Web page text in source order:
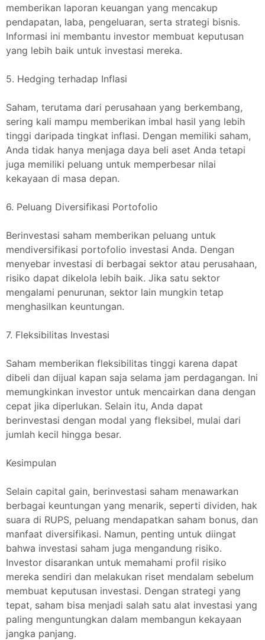
memberikan laporan keuangan yang mencakup
pendapatan, laba, pengeluaran, serta strategi bisnis.
Informasi ini membantu investor membuat keputusan
yang lebih baik untuk investasi mereka.
5. Hedging terhadap Inflasi
Saham, terutama dari perusahaan yang berkembang,
sering kali mampu memberikan imbal hasil yang lebih
tinggi daripada tingkat inflasi. Dengan memiliki saham,
Anda tidak hanya menjaga daya beli aset Anda tetapi
juga memiliki peluang untuk memperbesar nilai
kekayaan di masa depan.
6. Peluang Diversifikasi Portofolio
Berinvestasi saham memberikan peluang untuk
mendiversifikasi portofolio investasi Anda. Dengan
menyebar investasi di berbagai sektor atau perusahaan,
risiko dapat dikelola lebih baik. Jika satu sektor
mengalami penurunan, sektor lain mungkin tetap
menghasilkan keuntungan.
7. Fleksibilitas Investasi
Saham memberikan fleksibilitas tinggi karena dapat
dibeli dan dijual kapan saja selama jam perdagangan. Ini
memungkinkan investor untuk mencairkan dana dengan
cepat jika diperlukan. Selain itu, Anda dapat
berinvestasi dengan modal yang fleksibel, mulai dari
jumlah kecil hingga besar.
Kesimpulan
Selain capital gain, berinvestasi saham menawarkan
berbagai keuntungan yang menarik, seperti dividen, hak
suara di RUPS, peluang mendapatkan saham bonus, dan
manfaat diversifikasi. Namun, penting untuk diingat
bahwa investasi saham juga mengandung risiko.
Investor disarankan untuk memahami profil risiko
mereka sendiri dan melakukan riset mendalam sebelum
membuat keputusan investasi. Dengan strategi yang
tepat, saham bisa menjadi salah satu alat investasi yang
paling menguntungkan dalam membangun kekayaan
jangka panjang.